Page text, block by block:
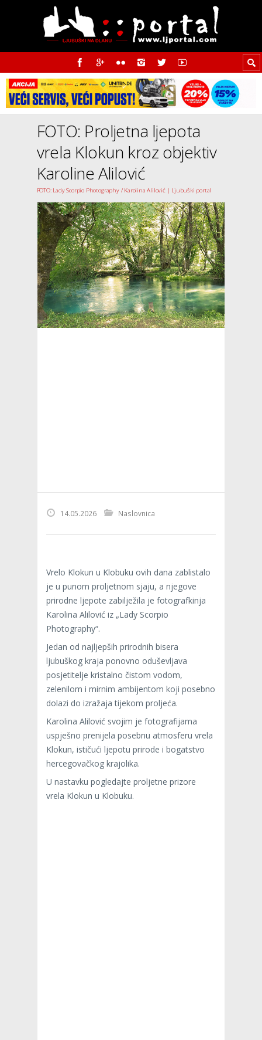
FOTO: Proljetna ljepota
vrela Klokun kroz objektiv
Karoline Alilović
FOTO: Lady Scorpio Photography / Karolina Alilović | Ljubuški portal
14.05.2026 Naslovnica
Vrelo Klokun u Klobuku ovih dana zablistalo
je u punom proljetnom sjaju, a njegove
prirodne ljepote zabilježila je fotografkinja
Karolina Alilović iz „Lady Scorpio
Photography“.
Jedan od najljepših prirodnih bisera
ljubuškog kraja ponovno oduševljava
posjetitelje kristalno čistom vodom,
zelenilom i mirnim ambijentom koji posebno
dolazi do izražaja tijekom proljeća.
Karolina Alilović svojim je fotografijama
uspješno prenijela posebnu atmosferu vrela
Klokun, ističući ljepotu prirode i bogatstvo
hercegovačkog krajolika.
U nastavku pogledajte proljetne prizore
vrela Klokun u Klobuku.